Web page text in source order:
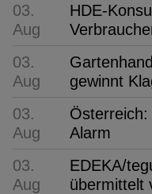
03.
Aug
HDE-
03.
Aug
gewinnt
03.
Aug
Alarm
03.
Aug
EDEKA/
übermittelt